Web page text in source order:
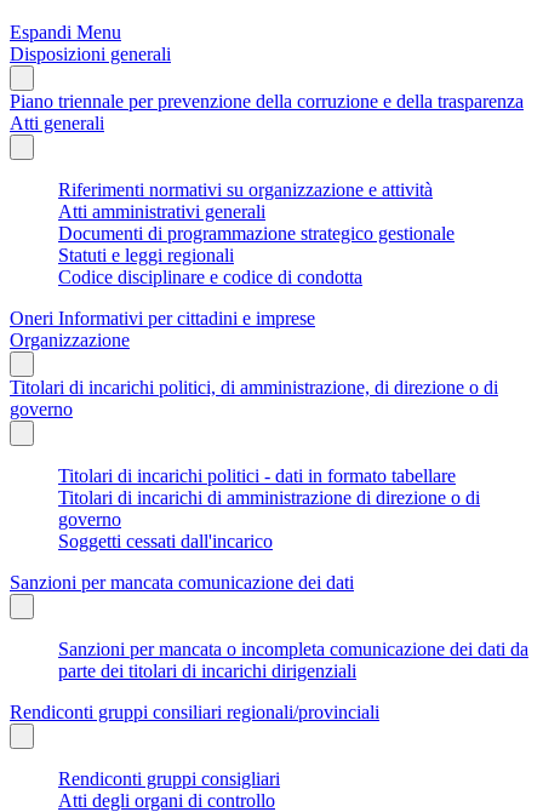
Espandi Menu
Disposizioni generali
Piano triennale per prevenzione della corruzione e della trasparenza
Atti generali
Riferimenti normativi su organizzazione e attività
Atti amministrativi generali
Documenti di programmazione strategico gestionale
Statuti e leggi regionali
Codice disciplinare e codice di condotta
Oneri Informativi per cittadini e imprese
Organizzazione
Titolari di incarichi politici, di amministrazione, di direzione o di
governo
Titolari di incarichi politici - dati in formato tabellare
Titolari di incarichi di amministrazione di direzione o di
governo
Soggetti cessati dall'incarico
Sanzioni per mancata comunicazione dei dati
Sanzioni per mancata o incompleta comunicazione dei dati da
parte dei titolari di incarichi dirigenziali
Rendiconti gruppi consiliari regionali/provinciali
Rendiconti gruppi consigliari
Atti degli organi di controllo